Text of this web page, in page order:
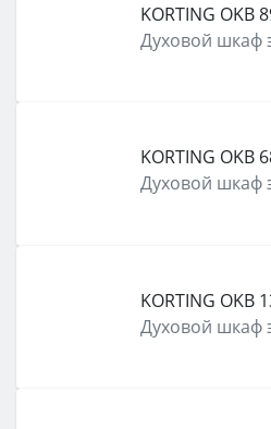
KORTING OKB
Духовой шкаф
KORTING OKB
Духовой шкаф
KORTING OKB
Духовой шкаф